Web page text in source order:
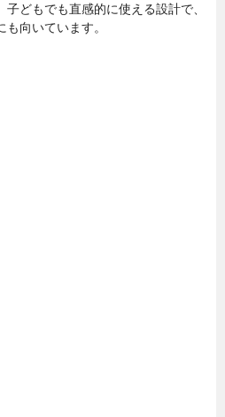
どもでも直感的に使える設計で、
向いています。